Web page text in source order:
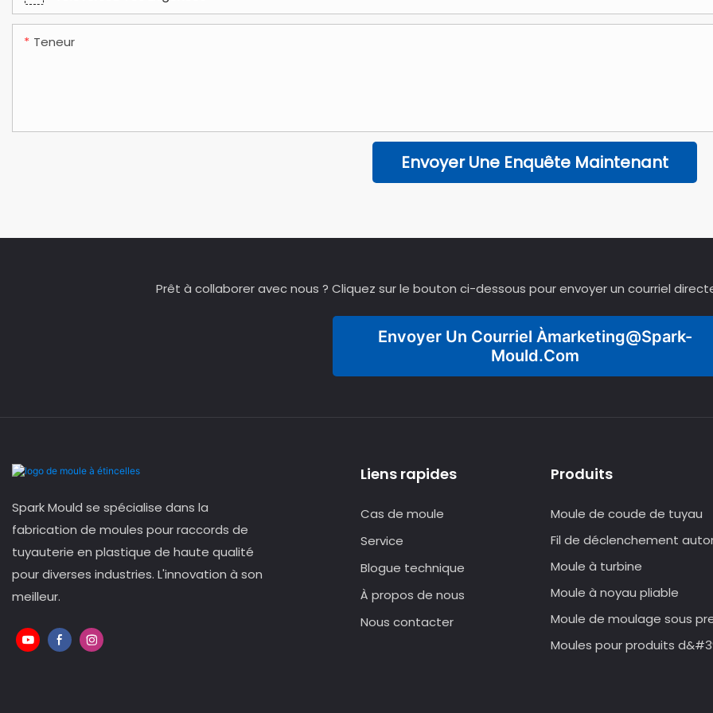
Teneur
Envoyer Une Enquête Maintenant
Prêt à collaborer avec nous ? Cliquez sur le bouton ci-dessous pour envoyer un courriel
Envoyer Un Courriel ÀMarketing@spark-
Mould.com
Spark Mould se spécialise dans la
fabrication de moules pour raccords de
tuyauterie en plastique de haute qualité
pour diverses industries. L'innovation à son
meilleur.
Liens rapides
Cas de moule
Service
Blogue technique
À propos de nous
Nous contacter
Produits
Moule de coude de tuyau
Fil de déclenchement
Moule à turbine
Moule à noyau pliable
Moule de moulage sous
Moules pour produits